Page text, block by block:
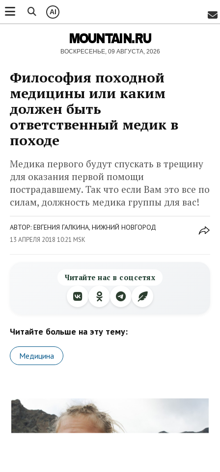
AI
MOUNTAIN.RU
ВОСКРЕСЕНЬЕ, 09 АВГУСТА, 2026
Философия походной
медицины или каким
должен быть
ответственный медик в
походе
Медика первого будут спускать в трещину
для оказания первой помощи
пострадавшему. Так что если Вам это все по
силам, должность медика группы для вас!
АВТОР: ЕВГЕНИЯ ГАЛКИНА, НИЖНИЙ НОВГОРОД
13 АПРЕЛЯ 2018 10:21 MSK
Читайте нас в соцсетях
Читайте больше на эту тему:
Медицина